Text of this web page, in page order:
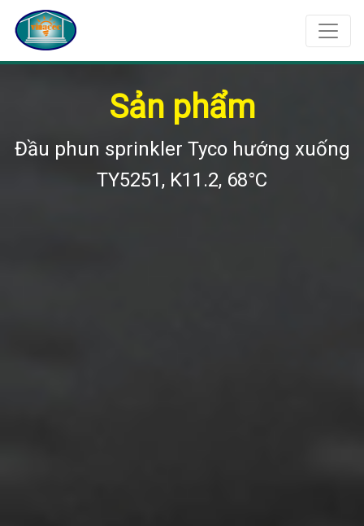
Sản phẩm
Đầu phun sprinkler Tyco hướng xuống
TY5251, K11.2, 68°C